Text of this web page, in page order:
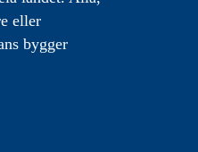
eller
bygger